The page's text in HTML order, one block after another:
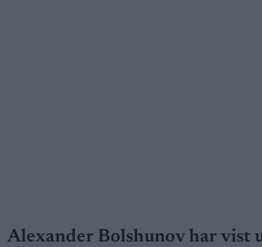
Alexander Bolshunov har vist